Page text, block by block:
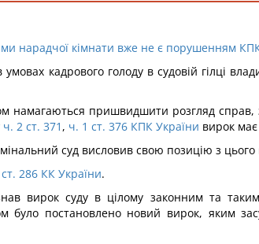
нарадчої кімнати вже не є порушенням
кадрового голоду в судовій гілці
намагаються пришвидшити розгляд
ч. 2 ст. 371 , ч. 1 ст. 376 КПК України вирок має
суд висловив свою позицію з
286 КК України.
вирок суду в цілому законним та
було постановлено новий вирок, яким